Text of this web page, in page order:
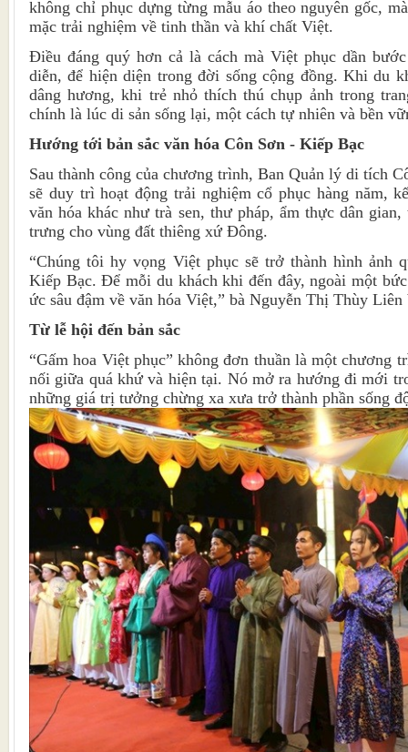
không chỉ phục dựng từng mẫu áo theo nguyên gốc,
mặc trải nghiệm về tinh thần và khí chất Việt.
Điều đáng quý hơn cả là cách mà Việt phục dần
diễn, để hiện diện trong đời sống cộng đồng. Khi du
dâng hương, khi trẻ nhỏ thích thú chụp ảnh trong
chính là lúc di sản sống lại, một cách tự nhiên và bền
Hướng tới bản sắc văn hóa Côn Sơn - Kiếp Bạc
Sau thành công của chương trình, Ban Quản lý di tích
sẽ duy trì hoạt động trải nghiệm cổ phục hàng năm,
văn hóa khác như trà sen, thư pháp, ẩm thực dân
trưng cho vùng đất thiêng xứ Đông.
“Chúng tôi hy vọng Việt phục sẽ trở thành hình ảnh
Kiếp Bạc. Để mỗi du khách khi đến đây, ngoài một
ức sâu đậm về văn hóa Việt,” bà Nguyễn Thị Thùy Liên
Từ lễ hội đến bản sắc
“Gấm hoa Việt phục” không đơn thuần là một chương
nối giữa quá khứ và hiện tại. Nó mở ra hướng đi mới
những giá trị tưởng chừng xa xưa trở thành phần sống